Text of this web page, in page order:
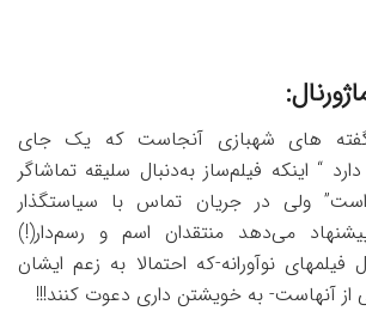
های شهبازی آنجاست که یک جای
“ اینکه فیلم‌ساز به‌دنبال سلیقه تماشاگر
ولی در جریان تماس با سیاستگذار
می‌دهد منتقدان اسم و رسم‌دار(!)
فیلمهای نوآورانه-که احتمالا به زعم ایشان
آنهاست- به خویشتن داری دعوت کنند!!!